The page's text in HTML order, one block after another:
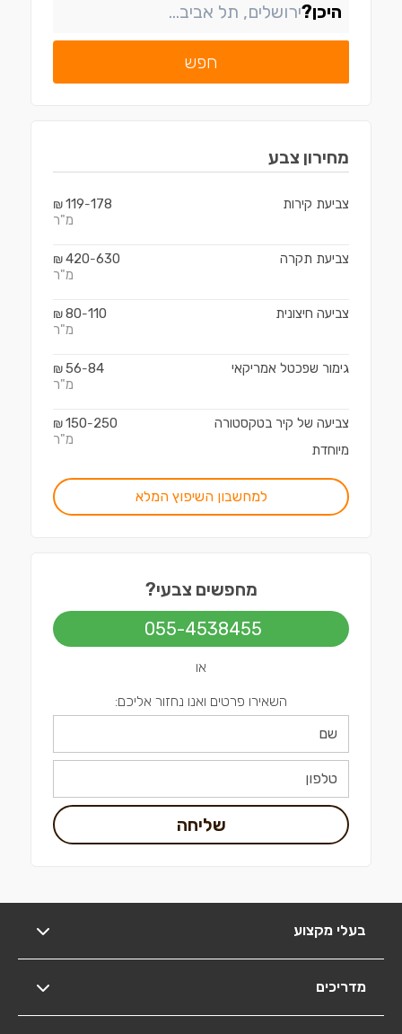
היכן?
חפש
מחירון צבע
צביעת קירות 119-178
₪
מ"ר
צביעת תקרה 420-630
₪
מ"ר
צביעה חיצונית 80-110
₪
מ"ר
גימור שפכטל אמריקאי 56-84
₪
מ"ר
צביעה של קיר בטקסטורה
מיוחדת
150-250
₪
מ"ר
למחשבון השיפוץ המלא
מחפשים צבעי?
055-4538455
או
השאירו פרטים ואנו נחזור אליכם:
שליחה
בעלי מקצוע
מדריכים